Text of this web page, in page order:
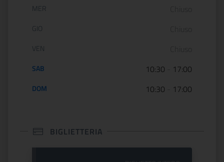
MER
GIO
VEN
SAB 10:30 17:00
DOM 10:30 17:00
BIGLIETTERIA